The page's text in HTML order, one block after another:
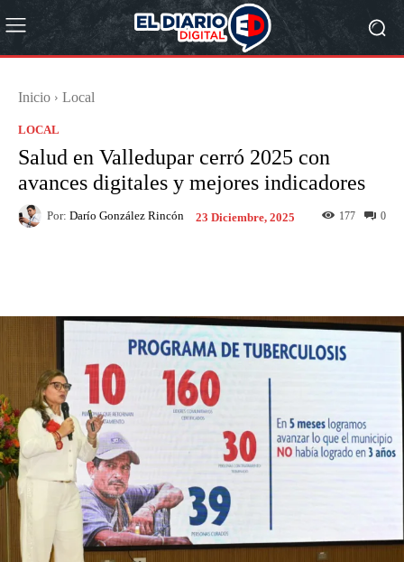
Inicio Local
LOCAL
Salud en Valledupar cerró 2025 con
avances digitales y mejores indicadores
Por: Darío González Rincón 23 Diciembre, 2025 0
177